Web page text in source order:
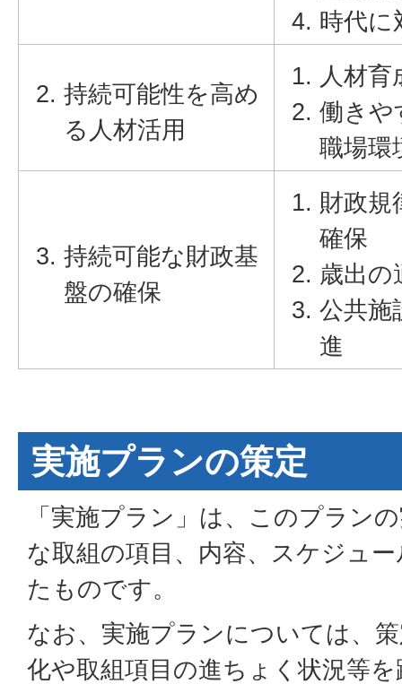
時代に
持続可能性を高め
る人材活用
人材育
働きや
職場環
持続可能な財政基
盤の確保
財政規
確保
歳出の
公共施
進
実施プランの策定
「実施プラン」は、このプラン
な取組の項目、内容、スケジュ
たものです。
なお、実施プランについては、
化や取組項目の進ちょく状況等